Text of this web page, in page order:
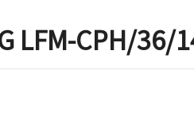
LFM-CPH/36/